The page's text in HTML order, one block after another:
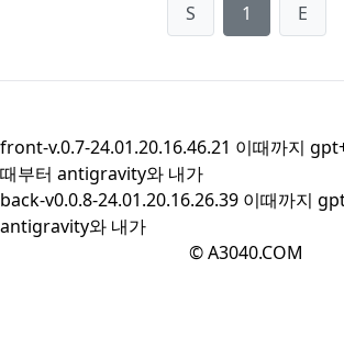
S 1 E
front-v.0.7-24.01.20.16.46.21 이때까지
때부터 antigravity와 내가
back-v0.0.8-24.01.20.16.26.39 이때까지
antigravity와 내가
© A3040.COM